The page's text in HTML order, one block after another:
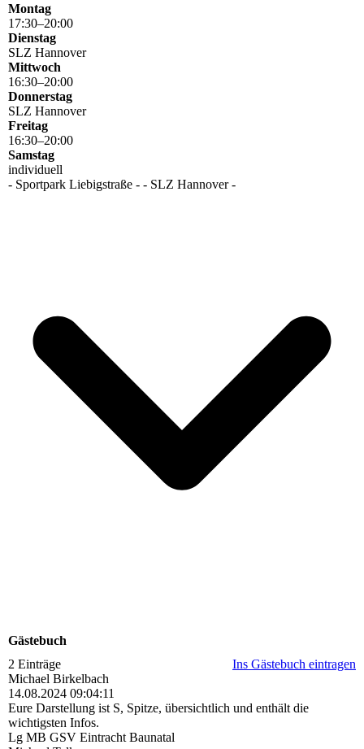
Montag
17:30–20:00
Dienstag
SLZ Hannover
Mittwoch
16:30–20:00
Donnerstag
SLZ Hannover
Freitag
16:30–20:00
Samstag
individuell
- Sportpark Liebigstraße - - SLZ Hannover -
Gästebuch
2 Einträge
Ins Gästebuch eintragen
Michael Birkelbach
14.08.2024 09:04:11
Eure Darstellung ist S, Spitze, übersichtlich und enthält die
wichtigsten Infos.
Lg MB GSV Eintracht Baunatal